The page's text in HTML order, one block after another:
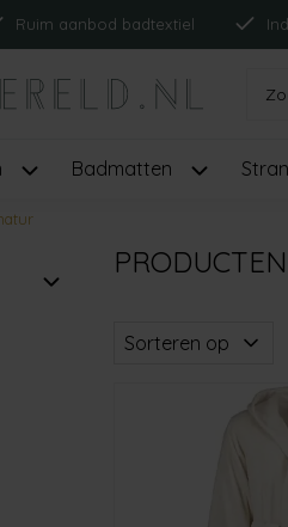
Ruim aanbod badtextiel
Badmatten
Sorteren op